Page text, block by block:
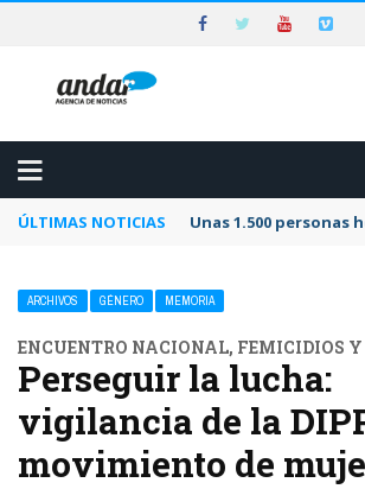
ÚLTIMAS NOTICIAS Unas 1.500 personas
ARCHIVOS GÉNERO MEMORIA
ENCUENTRO NACIONAL, FEMICIDIOS
Perseguir la lucha:
vigilancia de la
movimiento de